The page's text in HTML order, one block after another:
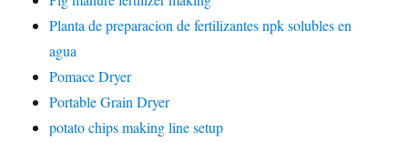
Planta de preparacion de fertilizantes npk solubles en
agua
Pomace Dryer
Portable Grain Dryer
potato chips making line setup